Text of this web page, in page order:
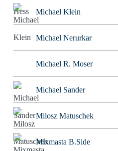
Michael Klein
Michael Nerurkar
Michael R. Moser
Michael Sander
Milosz Matuschek
Mixmasta B.Side